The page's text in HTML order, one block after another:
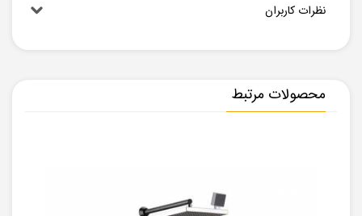
نظرات کاربران
محصولات مرتبط